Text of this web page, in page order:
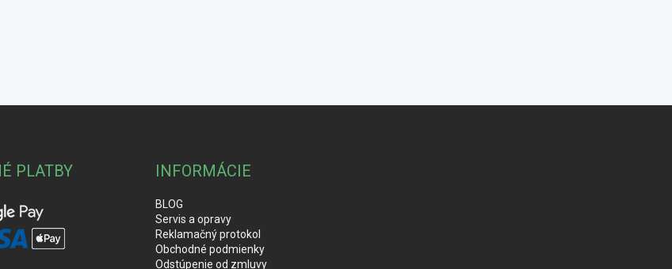
PLATBY INFORMÁCIE
BLOG
Servis a opravy
Reklamačný protokol
Obchodné podmienky
Odstúpenie od zmluvy